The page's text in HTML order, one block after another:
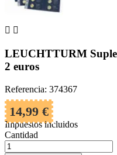
 
LEUCHTTURM
2 euros
Referencia: 374367
14,99 €
Impuestos incluidos
Cantidad